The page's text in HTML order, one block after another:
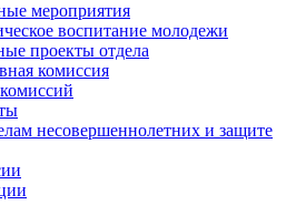
мероприятия
воспитание молодежи
проекты отдела
комиссия
несовершеннолетних и защите